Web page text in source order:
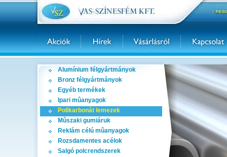
Alumínium félgyártmányok
Bronz félgyártmányok
Egyéb termékek
Ipari mûanyagok
Polikarbonát lemezek
Mûszaki gumiáruk
Reklám célú mûanyagok
Rozsdamentes acélok
Salgó polcrendszerek